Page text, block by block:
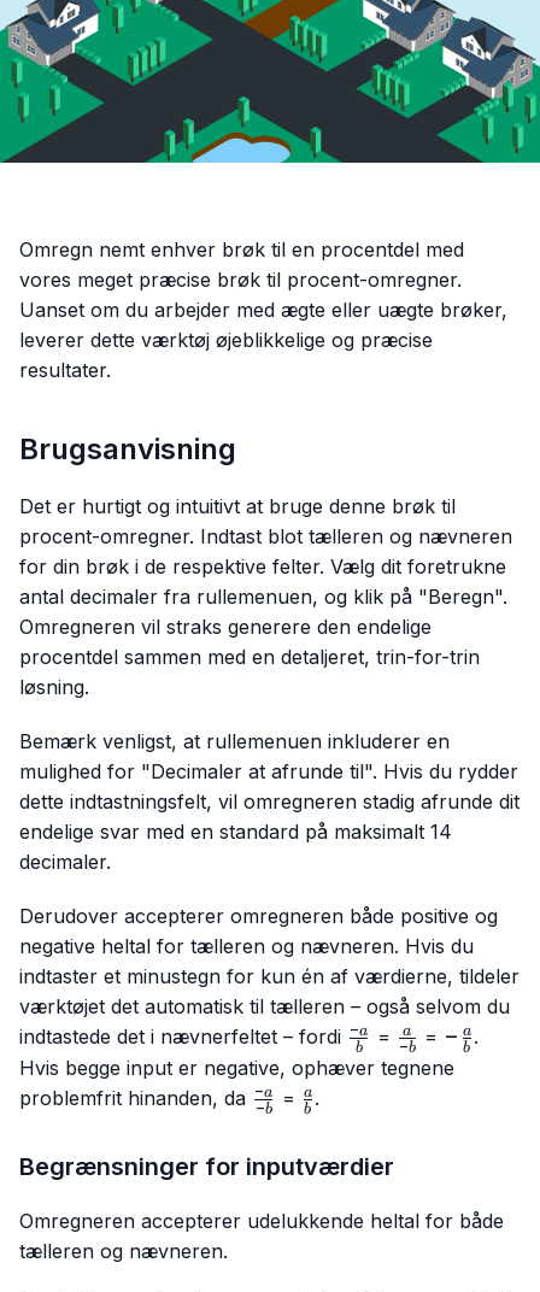
Omregn nemt enhver brøk til en procentdel med
vores meget præcise brøk til procent-omregner.
Uanset om du arbejder med ægte eller uægte brøker,
leverer dette værktøj øjeblikkelige og præcise
resultater.
Brugsanvisning
Det er hurtigt og intuitivt at bruge denne brøk til
procent-omregner. Indtast blot tælleren og nævneren
for din brøk i de respektive felter. Vælg dit foretrukne
antal decimaler fra rullemenuen, og klik på "Beregn".
Omregneren vil straks generere den endelige
procentdel sammen med en detaljeret, trin-for-trin
løsning.
Bemærk venligst, at rullemenuen inkluderer en
mulighed for "Decimaler at afrunde til". Hvis du rydder
dette indtastningsfelt, vil omregneren stadig afrunde dit
endelige svar med en standard på maksimalt 14
decimaler.
Derudover accepterer omregneren både positive og
negative heltal for tælleren og nævneren. Hvis du
indtaster et minustegn for kun én af værdierne, tildeler
værktøjet det automatisk til tælleren – også selvom du
indtastede det i nævnerfeltet – fordi \frac{-
a}{b}
b
−a = \frac{a}
{-b}
−b
a = -
\frac{a}
− b
a .
Hvis begge input er negative, ophæver tegnene
problemfrit hinanden, da \frac{-
a}{-b}
−b
−a = \frac{a}
{b}
b
a .
Begrænsninger for inputværdier
Omregneren accepterer udelukkende heltal for både
tælleren og nævneren.